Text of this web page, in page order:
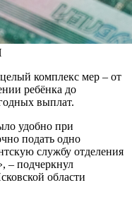
комплекс мер – от
ребёнка до
выплат.
удобно при
подать одно
службу отделения
– подчеркнул
области